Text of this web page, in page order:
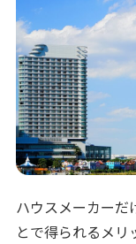
ハウスメーカーだ
とで得られるメ